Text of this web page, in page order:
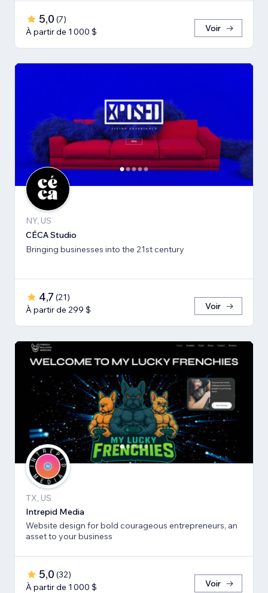
5,0 (7)
À partir de 1 000 $
Voir
NY, US
CÉCA Studio
Bringing businesses into the 21st century
4,7 (21)
À partir de 299 $
Voir
TX, US
Intrepid Media
Website design for bold courageous entrepreneurs, an
asset to your business
5,0 (32)
À partir de 1 000 $
Voir